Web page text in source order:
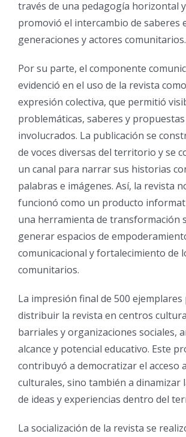
través de una pedagogía horizontal
promovió el intercambio de saberes
generaciones y actores comunitarios.
Por su parte, el componente
evidenció en el uso de la revista
expresión colectiva, que permitió
problemáticas, saberes y
involucrados. La publicación se
de voces diversas del territorio y se
un canal para narrar sus historias
palabras e imágenes. Así, la revista
funcionó como un producto
una herramienta de transformación
generar espacios de
comunicacional y fortalecimiento de
comunitarios.
La impresión final de 500
distribuir la revista en centros
barriales y organizaciones sociales,
alcance y potencial educativo. Este
contribuyó a democratizar el acceso
culturales, sino también a dinamizar
de ideas y experiencias dentro del
La socialización de la revista se